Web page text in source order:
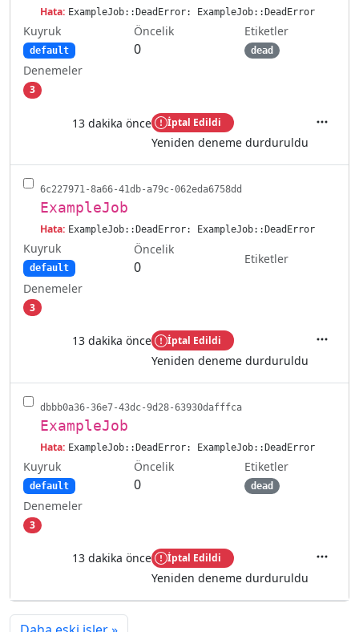
Hata: ExampleJob::DeadError: ExampleJob::DeadError
Kuyruk
default
Öncelik
0
Etiketler
dead
Denemeler
3
13 dakika önce İptal Edildi
Yeniden deneme durduruldu
İşlemler
6c227971-8a66-41db-a79c-062eda6758dd
ExampleJob
Hata: ExampleJob::DeadError: ExampleJob::DeadError
Kuyruk
default
Öncelik
0
Etiketler
Denemeler
3
13 dakika önce İptal Edildi
Yeniden deneme durduruldu
dbbb0a36-36e7-43dc-9d28-63930dafffca
ExampleJob
Hata: ExampleJob::DeadError: ExampleJob::DeadError
Kuyruk
default
Öncelik
0
Etiketler
dead
Denemeler
3
13 dakika önce İptal Edildi
Yeniden deneme durduruldu